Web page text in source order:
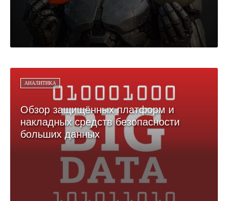
АНАЛИТИКА
Обзор защищённых платформ и
накладных средств безопасности
больших данных